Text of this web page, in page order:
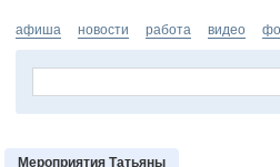
афиша новости работа видео
Мероприятия Татьяны